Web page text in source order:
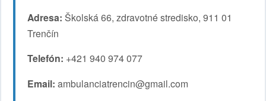
Adresa: Školská 66, zdravotné stredisko, 911 01
Trenčín
Telefón: +421 940 974 077
Email: ambulanciatrencin@gmail.com